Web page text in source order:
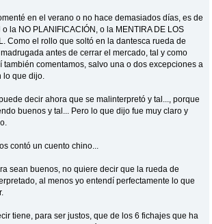
en el verano o no hace demasiados días, es de
la NO PLANIFICACIÓN, o la MENTIRA DE LOS
Como el rollo que soltó en la dantesca rueda de
antes de cerrar el mercado, tal y como
también comentamos, salvo una o dos excepciones a
que dijo.
decir ahora que se malinterpretó y tal..., porque
buenos y tal... Pero lo que dijo fue muy claro y
contó un cuento chino...
sean buenos, no quiere decir que la rueda de
al menos yo entendí perfectamente lo que
tiene, para ser justos, que de los 6 fichajes que ha